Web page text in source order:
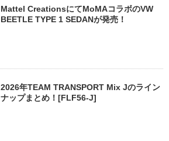
Mattel CreationsにてMoMAコラボのVW
BEETLE TYPE 1 SEDANが発売！
2026年TEAM TRANSPORT Mix Jのライン
ナップまとめ！[FLF56-J]